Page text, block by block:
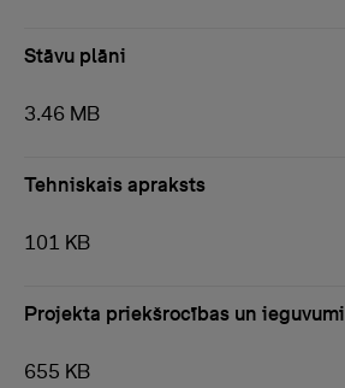
Stāvu plāni
3.46 MB
Tehniskais apraksts
101 KB
Projekta priekšrocības un ieguvumi
655 KB